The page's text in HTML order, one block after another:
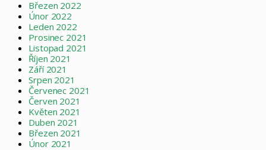
Březen 2022
Únor 2022
Leden 2022
Prosinec 2021
Listopad 2021
Říjen 2021
Září 2021
Srpen 2021
Červenec 2021
Červen 2021
Květen 2021
Duben 2021
Březen 2021
Únor 2021